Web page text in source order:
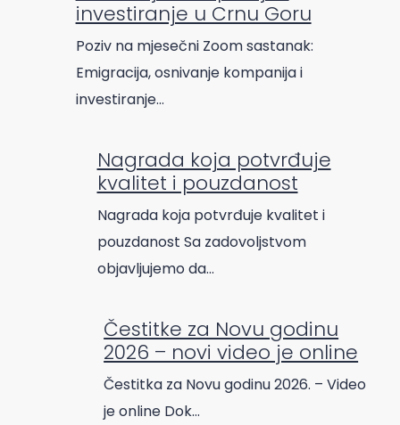
investiranje u Crnu Goru
Poziv na mjesečni Zoom sastanak:
Emigracija, osnivanje kompanija i
investiranje…
Nagrada koja potvrđuje
kvalitet i pouzdanost
Nagrada koja potvrđuje kvalitet i
pouzdanost Sa zadovoljstvom
objavljujemo da…
Čestitke za Novu godinu
2026 – novi video je online
Čestitka za Novu godinu 2026. – Video
je online Dok…